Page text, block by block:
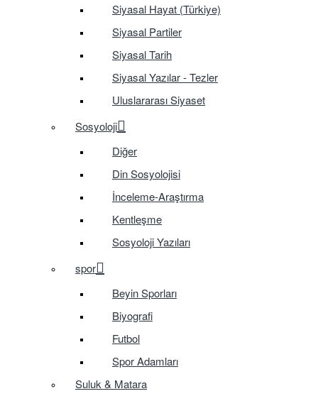
Siyasal Hayat (Türkiye)
Siyasal Partiler
Siyasal Tarih
Siyasal Yazılar - Tezler
Uluslararası Siyaset
Sosyoloji
Diğer
Din Sosyolojisi
İnceleme-Araştırma
Kentleşme
Sosyoloji Yazıları
spor
Beyin Sporları
Biyografi
Futbol
Spor Adamları
Suluk & Matara